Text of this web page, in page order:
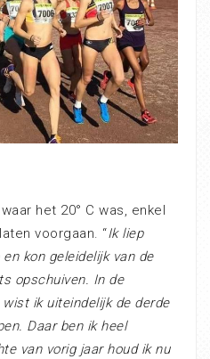
het 20° C was, enkel
voorgaan. “Ik liep
kon geleidelijk van de
opschuiven. In de
ik uiteindelijk de derde
Daar ben ik heel
van vorig jaar houd ik nu